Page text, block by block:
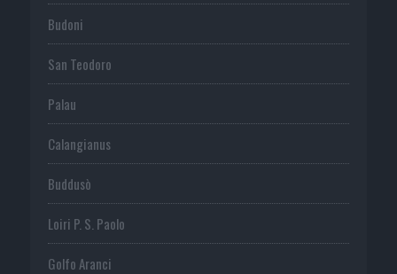
Budoni
San Teodoro
Palau
Calangianus
Buddusò
Loiri P. S. Paolo
Golfo Aranci